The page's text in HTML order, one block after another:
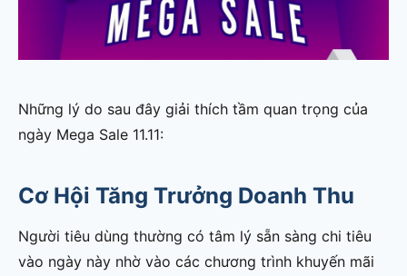
Những lý do sau đây giải thích tầm quan trọng của
ngày Mega Sale 11.11:
Cơ Hội Tăng Trưởng Doanh Thu
Người tiêu dùng thường có tâm lý sẵn sàng chi tiêu
vào ngày này nhờ vào các chương trình khuyến mãi